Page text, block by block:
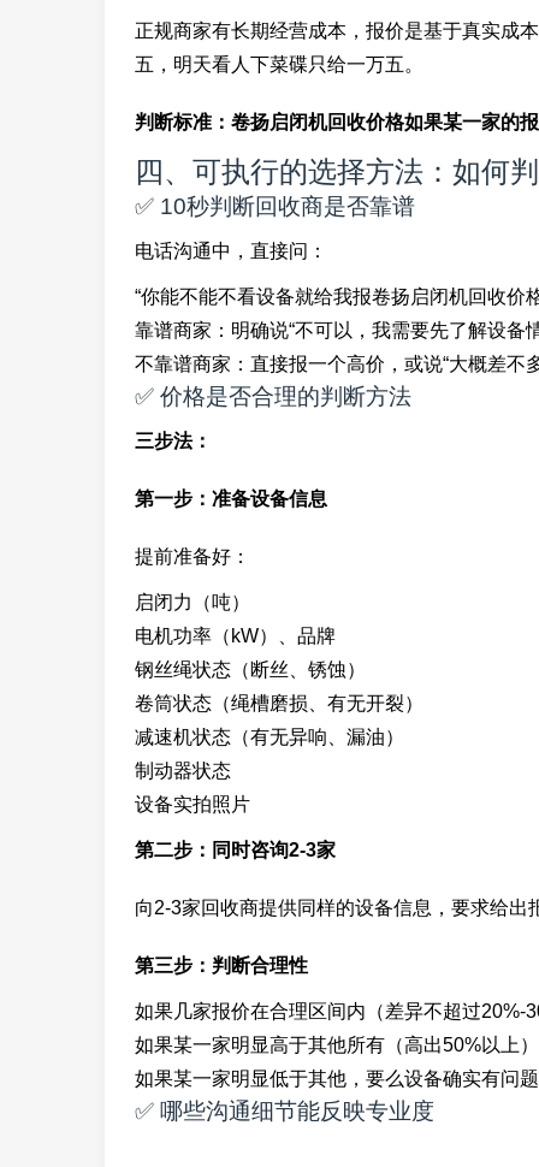
正规商家有长期经营成本，报价是基于真实成
五，明天看人下菜碟只给一万五。
判断标准：卷扬启闭机回收价格如果某一家的
四、可执行的选择方法：如何
✅ 10秒判断回收商是否靠谱
电话沟通中，直接问：
“你能不能不看设备就给我报卷扬启闭机回收价
靠谱商家：明确说“不可以，我需要先了解设备
不靠谱商家：直接报一个高价，或说“大概差不
✅ 价格是否合理的判断方法
三步法：
第一步：准备设备信息
提前准备好：
启闭力（吨）
电机功率（kW）、品牌
钢丝绳状态（断丝、锈蚀）
卷筒状态（绳槽磨损、有无开裂）
减速机状态（有无异响、漏油）
制动器状态
设备实拍照片
第二步：同时咨询2-3家
向2-3家回收商提供同样的设备信息，要求给出
第三步：判断合理性
如果几家报价在合理区间内（差异不超过20%-
如果某一家明显高于其他所有（高出50%以上
如果某一家明显低于其他，要么设备确实有问
✅ 哪些沟通细节能反映专业度